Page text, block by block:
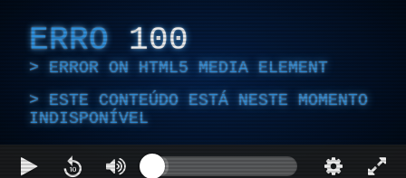
ERRO 100
ERROR ON HTML5 MEDIA ELEMENT
ESTE CONTEÚDO ESTÁ NESTE MOMENTO
INDISPONÍVEL